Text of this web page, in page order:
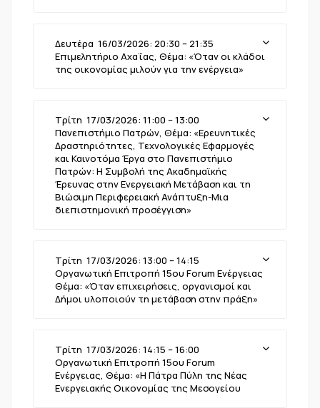
Δευτέρα 16/03/2026: 20:30 – 21:35
Επιμελητήριο Αχαΐας, Θέμα: «Όταν οι κλάδοι
της οικονομίας μιλούν για την ενέργεια»
Τρίτη 17/03/2026: 11:00 – 13:00
Πανεπιστήμιο Πατρών, Θέμα: «Ερευνητικές
Δραστηριότητες, Τεχνολογικές Εφαρμογές
και Καινοτόμα Έργα στο Πανεπιστήμιο
Πατρών: Η Συμβολή της Ακαδημαϊκής
Έρευνας στην Ενεργειακή Μετάβαση και τη
Βιώσιμη Περιφερειακή Ανάπτυξη-Μια
διεπιστημονική προσέγγιση»
Τρίτη 17/03/2026: 13:00 – 14:15
Οργανωτική Επιτροπή 15ου Forum Ενέργειας
Θέμα: «Όταν επιχειρήσεις, οργανισμοί και
Δήμοι υλοποιούν τη μετάβαση στην πράξη»
Τρίτη 17/03/2026: 14:15 – 16:00
Οργανωτική Επιτροπή 15ου Forum
Ενέργειας, Θέμα: «Η Πάτρα Πύλη της Νέας
Ενεργειακής Οικονομίας της Μεσογείου